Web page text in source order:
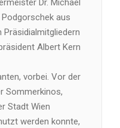
Dr. Michael
aus
Albert Kern
vorbei. Vor der
Sommerkinos,
Stadt Wien
werden konnte,